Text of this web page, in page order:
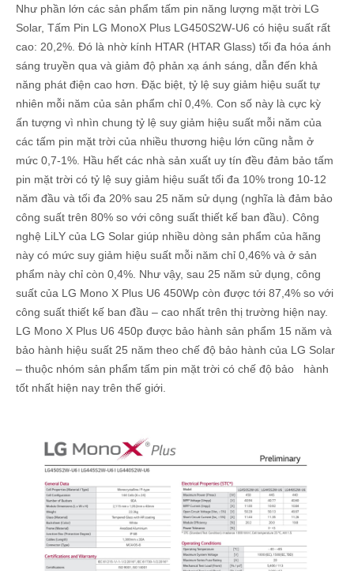
Như phần lớn các sản phẩm tấm pin năng lượng mặt trời LG
Solar, Tấm Pin LG MonoX Plus LG450S2W-U6 có hiệu suất rất
cao: 20,2%. Đó là nhờ kính HTAR (HTAR Glass) tối đa hóa ánh
sáng truyền qua và giảm độ phản xạ ánh sáng, dẫn đến khả
năng phát điện cao hơn. Đặc biệt, tỷ lệ suy giảm hiệu suất tự
nhiên mỗi năm của sản phẩm chỉ 0,4%. Con số này là cực kỳ
ấn tượng vì nhìn chung tỷ lệ suy giảm hiệu suất mỗi năm của
các tấm pin mặt trời của nhiều thương hiệu lớn cũng nằm ở
mức 0,7-1%. Hầu hết các nhà sản xuất uy tín đều đảm bảo tấm
pin mặt trời có tỷ lệ suy giảm hiệu suất tối đa 10% trong 10-12
năm đầu và tối đa 20% sau 25 năm sử dụng (nghĩa là đảm bảo
công suất trên 80% so với công suất thiết kế ban đầu). Công
nghệ LiLY của LG Solar giúp nhiều dòng sản phẩm của hãng
này có mức suy giảm hiệu suất mỗi năm chỉ 0,46% và ở sản
phẩm này chỉ còn 0,4%. Như vậy, sau 25 năm sử dụng, công
suất của LG Mono X Plus U6 450Wp còn được tới 87,4% so với
công suất thiết kế ban đầu – cao nhất trên thị trường hiện nay.
LG Mono X Plus U6 450p được bảo hành sản phẩm 15 năm và
bảo hành hiệu suất 25 năm theo chế độ bảo hành của LG Solar
– thuộc nhóm sản phẩm tấm pin mặt trời có chế độ bảo hành
tốt nhất hiện nay trên thế giới.